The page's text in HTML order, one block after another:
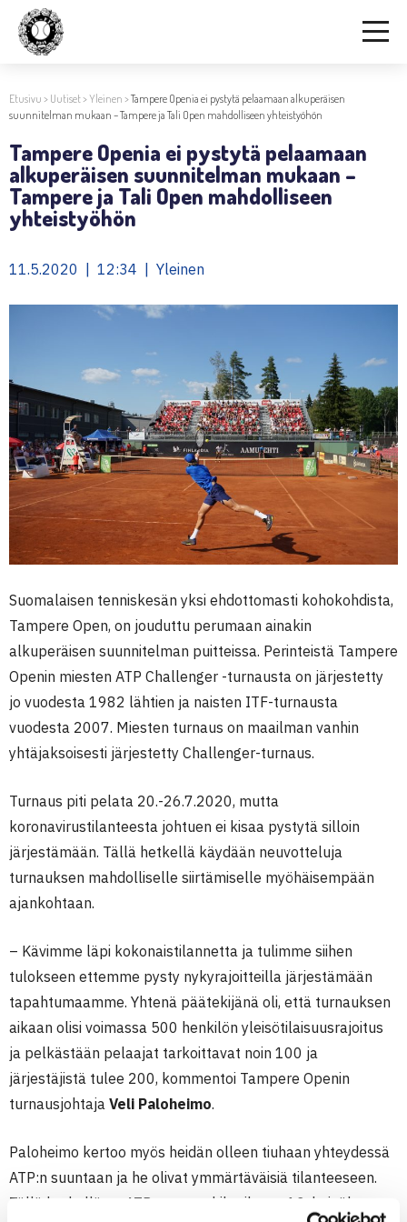
Etusivu > Uutiset>Yleinen >Tampere Openia ei pystytä pelaamaan alkuperäisen
suunnitelman mukaan – Tampere ja Tali Open mahdolliseen yhteistyöhön
Tampere Openia ei pystytä pelaamaan
alkuperäisen suunnitelman mukaan –
Tampere ja Tali Open mahdolliseen
yhteistyöhön
11.5.2020 | 12:34 | Yleinen
Suomalaisen tenniskesän yksi ehdottomasti kohokohdista,
Tampere Open, on jouduttu perumaan ainakin
alkuperäisen suunnitelman puitteissa. Perinteistä Tampere
Openin miesten ATP Challenger -turnausta on järjestetty
jo vuodesta 1982 lähtien ja naisten ITF-turnausta
vuodesta 2007. Miesten turnaus on maailman vanhin
yhtäjaksoisesti järjestetty Challenger-turnaus.
Turnaus piti pelata 20.-26.7.2020, mutta
koronavirustilanteesta johtuen ei kisaa pystytä silloin
järjestämään. Tällä hetkellä käydään neuvotteluja
turnauksen mahdolliselle siirtämiselle myöhäisempään
ajankohtaan.
– Kävimme läpi kokonaistilannetta ja tulimme siihen
tulokseen ettemme pysty nykyrajoitteilla järjestämään
tapahtumaamme. Yhtenä päätekijänä oli, että turnauksen
aikaan olisi voimassa 500 henkilön yleisötilaisuusrajoitus
ja pelkästään pelaajat tarkoittavat noin 100 ja
järjestäjistä tulee 200, kommentoi Tampere Openin
turnausjohtaja Veli Paloheimo.
Paloheimo kertoo myös heidän olleen tiuhaan yhteydessä
ATP:n suuntaan ja he olivat ymmärtäväisiä tilanteeseen.
Tällä hetkellä on ATP perunut kilpailunsa 13. heinäkuuta